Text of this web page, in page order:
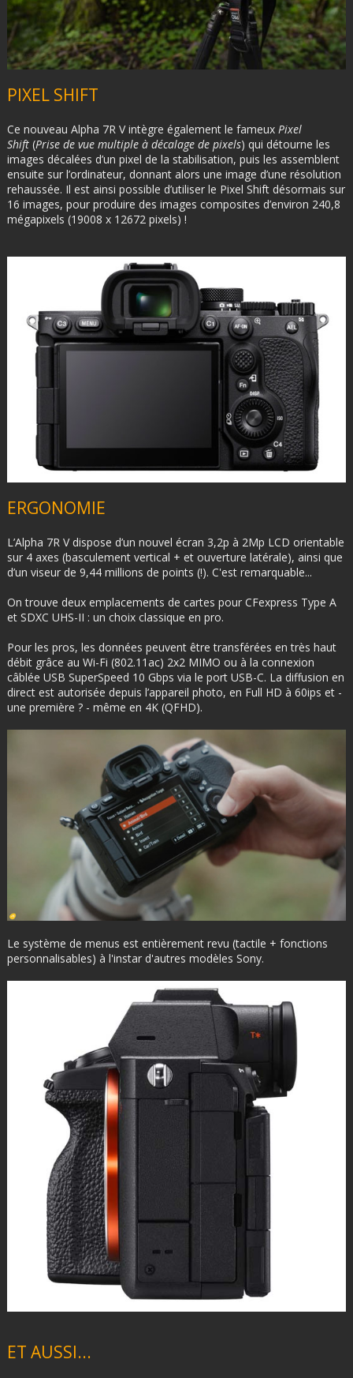
PIXEL SHIFT
Ce nouveau Alpha 7R V intègre également le fameux Pixel
Shift(Prise de vue multiple à décalage de pixels) qui détourne les
images décalées d’un pixel de la stabilisation, puis les assemblent
ensuite sur l’ordinateur, donnant alors une image d’une résolution
rehaussée. Il est ainsi possible d’utiliser le Pixel Shift désormais sur
16 images, pour produire des images composites d’environ 240,8
mégapixels (19008 x 12672 pixels) !
ERGONOMIE
L’Alpha 7R V dispose d’un nouvel écran 3,2p à 2Mp LCD orientable
sur 4 axes (basculement vertical + et ouverture latérale), ainsi que
d’un viseur de 9,44 millions de points (!). C'est remarquable...
On trouve deux emplacements de cartes pour CFexpress Type A
et SDXC UHS-II : un choix classique en pro.
Pour les pros, les données peuvent être transférées en très haut
débit grâce au Wi-Fi (802.11ac) 2x2 MIMO ou à la connexion
câblée USB SuperSpeed 10 Gbps via le port USB-C. La diffusion en
direct est autorisée depuis l’appareil photo, en Full HD à 60ips et -
une première ? - même en 4K (QFHD).
Le système de menus est entièrement revu (tactile + fonctions
personnalisables) à l'instar d'autres modèles Sony.
ET AUSSI...